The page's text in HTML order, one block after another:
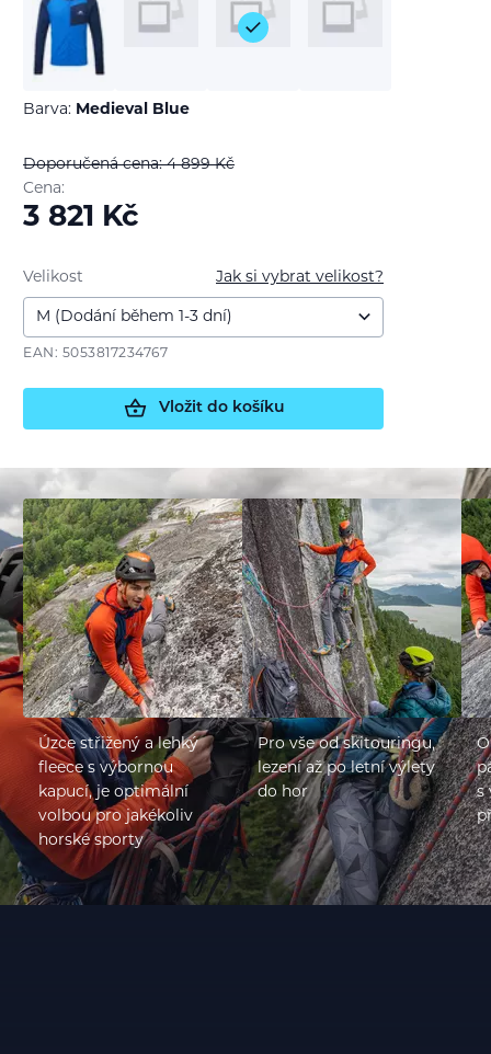
Barva: Medieval Blue
Doporučená cena: 4 899Kč
Cena:
3 821 Kč
Jak si vybrat velikost?
Velikost
EAN: 5053817234767
Vložit do košíku
Úzce střižený a lehký
fleece s výbornou
kapucí, je optimální
volbou pro jakékoliv
horské sporty
Pro vše od skitouringu,
lezení až po letní výlety
do hor
s